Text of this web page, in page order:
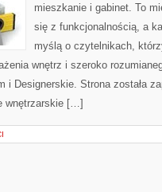
mieszkanie i gabinet. To
się z funkcjonalnością, a
myślą o czytelnikach,
wnętrz i szeroko
i Designerskie. Strona została
wnętrzarskie […]